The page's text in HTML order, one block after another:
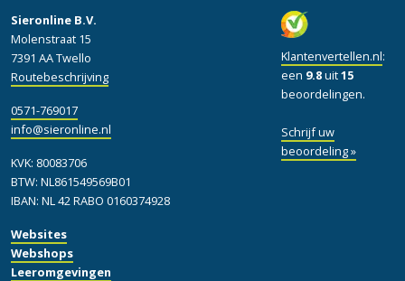
Websites
Webshops
Leeromgevingen
Klantenvertellen.nl:
een 9.8uit15
beoordelingen.
Schrijf uw
beoordeling »
Sieronline B.V.
Molenstraat 15
7391 AA Twello
Routebeschrijving
0571-769017
info@sieronline.nl
KVK: 80083706
BTW: NL861549569B01
IBAN: NL 42 RABO 0160374928